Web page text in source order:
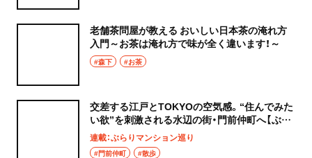
老舗茶問屋が教える おいしい日本茶の淹れ方
入門～お茶は淹れ方で味が全く違います！～
#森下 #お茶
交差する江戸とTOKYOの空気感。“住んでみた
い欲”を刺激される水辺の街・門前仲町へ【ぶら
りマンション巡り】
連載：ぶらりマンション巡り
#門前仲町 #散歩